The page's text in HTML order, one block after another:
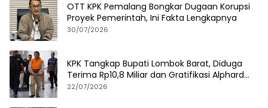
OTT KPK Pemalang Bongkar Dugaan Korupsi
Proyek Pemerintah, Ini Fakta Lengkapnya
30/07/2026
KPK Tangkap Bupati Lombok Barat, Diduga
Terima Rp10,8 Miliar dan Gratifikasi Alphard
hingga iPhone 17 Pro
22/07/2026